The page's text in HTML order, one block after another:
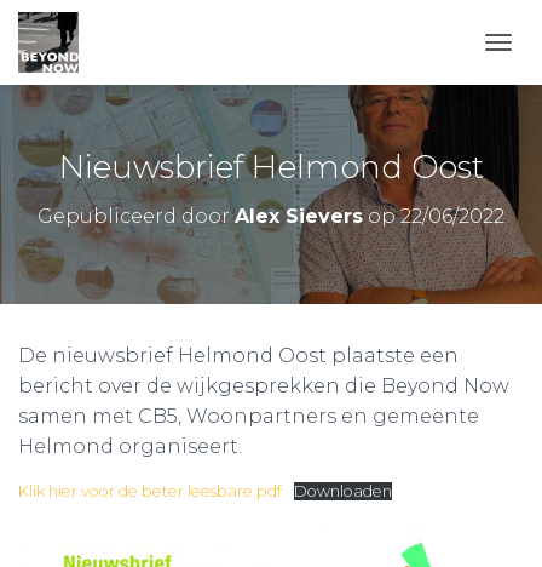
Nieuwsbrief Helmond Oost
Gepubliceerd door Alex Sieversop22/06/2022
De nieuwsbrief Helmond Oost plaatste een
bericht over de wijkgesprekken die Beyond Now
samen met CB5, Woonpartners en gemeente
Helmond organiseert.
Klik hier voor de beter leesbare pdf Downloaden